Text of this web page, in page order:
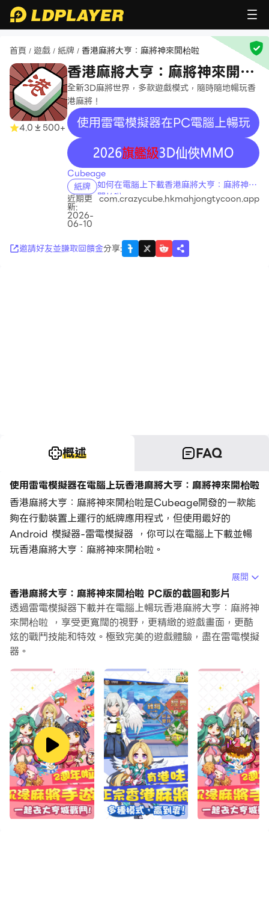
首頁 / 遊戲 / 紙牌 / 香港麻將大亨：麻將神來開枱啦
4.0 500+
香港麻將大亨：麻將神來開枱
啦
全新3D麻將世界，多款遊戲模式，隨時隨地暢玩香
港麻將！
使用雷電模擬器在PC電腦上暢玩
recommend
Cubeage
紙牌 如何在電腦上下載香港麻將大亨：麻將神來
開枱啦
近期更
新:
2026-
06-10
com.crazycube.hkmahjongtycoon.app
邀請好友並賺取回饋金分享:
概述 FAQ
使用雷電模擬器在電腦上玩香港麻將大亨：麻將神來開枱啦
香港麻將大亨：麻將神來開枱啦是Cubeage開發的一款能
夠在行動裝置上運行的紙牌應用程式，但使用最好的
Android 模擬器-雷電模擬器 ，你可以在電腦上下載並暢
玩香港麻將大亨：麻將神來開枱啦。
在電腦上運行香港麻將大亨：麻將神來開枱啦，您可以在大
螢幕上清晰地瀏覽, 而用滑鼠和鍵盤操控應用程式比用觸摸
屏鍵盤要快得多，同時你將永遠不必擔心設備的電量問題。
通過多開和同步功能，你甚至可以在PC上運行多個應用程
式和帳戶。
而文件互傳功能讓分享圖像、影片和文件也變得非常容易。
下載香港麻將大亨：麻將神來開枱啦並在PC上運行。享受
PC端的大螢幕和高畫質畫質吧!
🀄️ 獨特的 3D 麻將世界：在《香港麻將大亨》中，體驗獨
一無二的 3D 麻將世界。
🎮 多種遊戲模式：享受多種麻將遊戲模式，如血流模式、
經典四人模式、雙人模式和百變模式。
展開
香港麻將大亨：麻將神來開枱啦 PC版的截圖和影片
透過雷電模擬器下載并在電腦上暢玩香港麻將大亨：麻將神
來開枱啦 ，享受更寬闊的視野，更精緻的遊戲畫面，更酷
炫的戰鬥技能和特效。極致完美的遊戲體驗，盡在雷電模擬
器。